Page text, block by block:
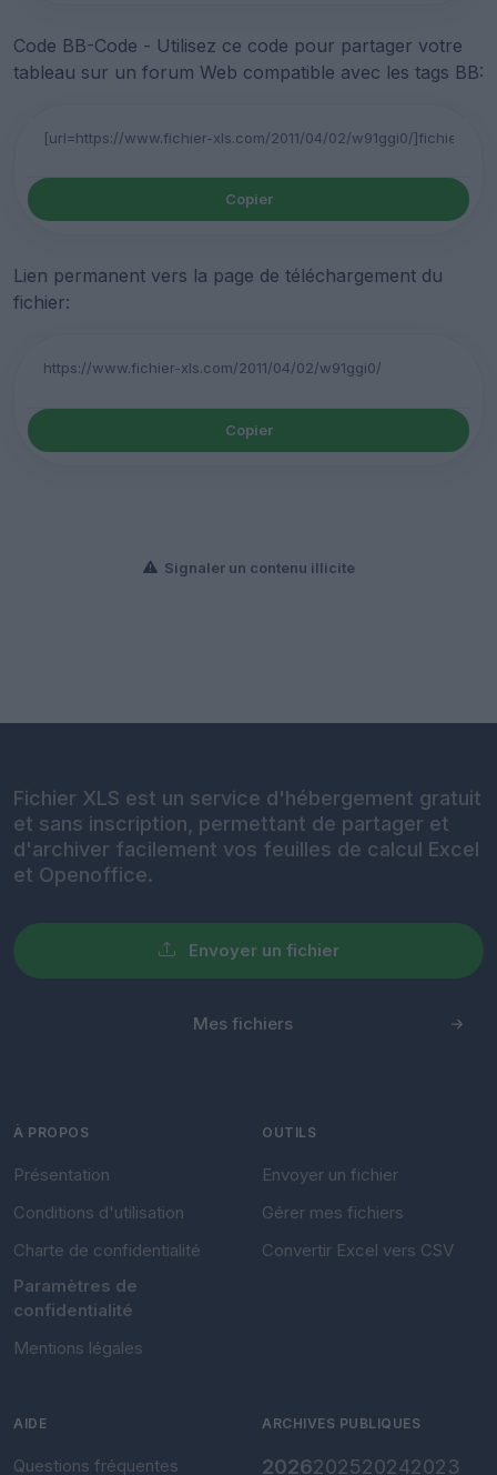
Code BB-Code - Utilisez ce code pour partager votre
tableau sur un forum Web compatible avec les tags BB:
Copier
Lien permanent vers la page de téléchargement du
fichier:
Copier
Signaler un contenu illicite
Fichier XLS est un service d'hébergement gratuit
et sans inscription, permettant de partager et
d'archiver facilement vos feuilles de calcul Excel
et Openoffice.
Envoyer un fichier
Mes fichiers
À PROPOS
Présentation
Conditions d'utilisation
Charte de confidentialité
Paramètres de
confidentialité
Mentions légales
OUTILS
Envoyer un fichier
Gérer mes fichiers
Convertir Excel vers CSV
AIDE
Questions fréquentes
ARCHIVES PUBLIQUES
2026202520242023